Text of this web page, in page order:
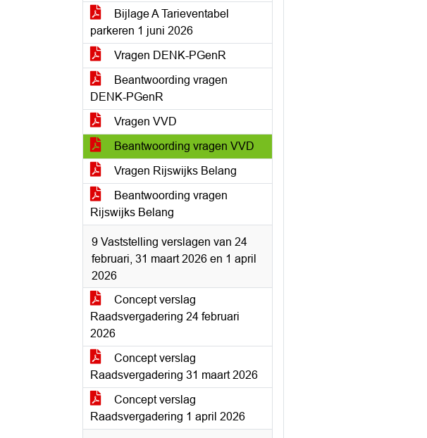
Bijlage A Tarieventabel
parkeren 1 juni 2026
Vragen DENK-PGenR
Beantwoording vragen
DENK-PGenR
Vragen VVD
Beantwoording vragen VVD
Vragen Rijswijks Belang
Beantwoording vragen
Rijswijks Belang
9 Vaststelling verslagen van 24
februari, 31 maart 2026 en 1 april
2026
Concept verslag
Raadsvergadering 24 februari
2026
Concept verslag
Raadsvergadering 31 maart 2026
Concept verslag
Raadsvergadering 1 april 2026